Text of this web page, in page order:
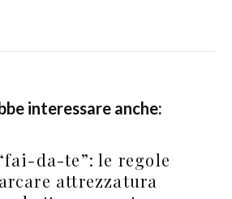
interessare anche:
da-te”: le regole
attrezzatura